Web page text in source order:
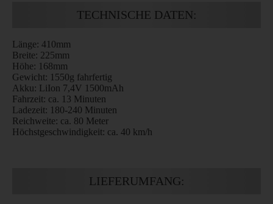
TECHNISCHE DATEN:
Länge: 410mm
Breite: 225mm
Höhe: 168mm
Gewicht: 1550g fahrfertig
Akku: LiIon 7,4V 1500mAh
Fahrzeit: ca. 13 Minuten
Ladezeit: 180-240 Minuten
Reichweite: ca. 80 Meter
Höchstgeschwindigkeit: ca. 40 km/h
LIEFERUMFANG: